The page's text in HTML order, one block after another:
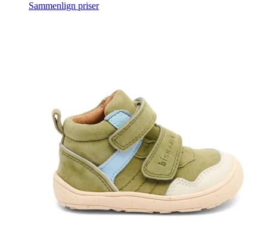
Sammenlign priser